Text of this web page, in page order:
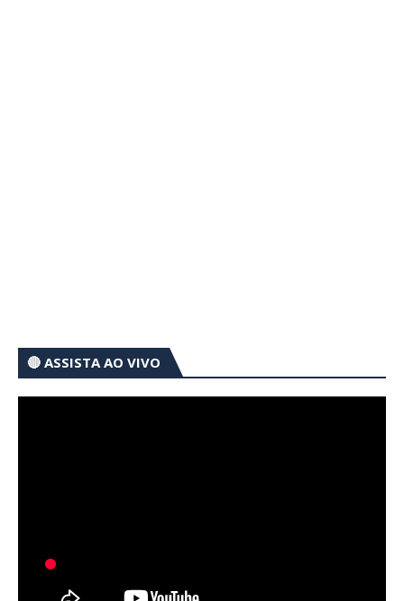
🔴 ASSISTA AO VIVO